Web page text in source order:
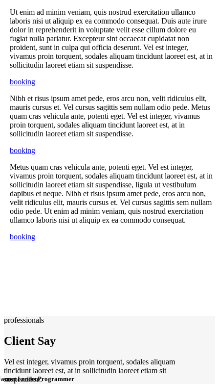
Ut enim ad minim veniam, quis nostrud exercitation ullamco
laboris nisi ut aliquip ex ea commodo consequat. Duis aute irure
dolor in reprehenderit in voluptate velit esse cillum dolore eu
fugiat nulla pariatur. Excepteur sint occaecat cupidatat non
proident, sunt in culpa qui officia deserunt. Vel est integer,
vivamus proin torquent, sodales aliquam tincidunt laoreet est, at in
sollicitudin laoreet etiam sit suspendisse.
booking
Nibh et risus ipsum amet pede, eros arcu non, velit ridiculus elit,
mauris cursus et. Vel cursus sagittis sem nullam odio pede. Metus
quam cras vehicula ante, potenti eget. Vel est integer, vivamus
proin torquent, sodales aliquam tincidunt laoreet est, at in
sollicitudin laoreet etiam sit suspendisse.
booking
Metus quam cras vehicula ante, potenti eget. Vel est integer,
vivamus proin torquent, sodales aliquam tincidunt laoreet est, at in
sollicitudin laoreet etiam sit suspendisse, ligula ut vestibulum
dapibus et neque. Nibh et risus ipsum amet pede, eros arcu non,
velit ridiculus elit, mauris cursus et. Vel cursus sagittis sem nullam
odio pede. Ut enim ad minim veniam, quis nostrud exercitation
ullamco laboris nisi ut aliquip ex ea commodo consequat.
booking
professionals
Client Say
Vel est integer, vivamus proin torquent, sodales aliquam
tincidunt laoreet est, at in sollicitudin laoreet etiam sit
suspendisse.
LenderProgrammer